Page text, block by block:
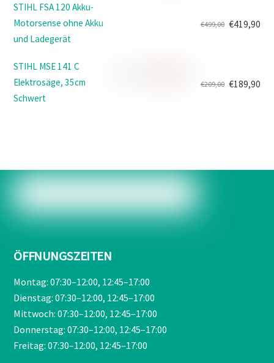
war:
€1.249,00
ist:
€999,90.
STIHL FSA 120 Akku-
Motorsense ohne Akku
und Ladegerät
€499,00
war:
€499,00
€419,90
ist:
€419,90.
STIHL MSE 141 C
Elektrosäge, 35cm
Schwert
€209,00
Ursprünglicher
€189,90
ÖFFNUNGSZEITEN
Montag: 07:30–12:00, 12:45–17:00
Dienstag: 07:30–12:00, 12:45–17:00
Mittwoch: 07:30–12:00, 12:45–17:00
Donnerstag: 07:30–12:00, 12:45–17:00
Freitag: 07:30–12:00, 12:45–17:00